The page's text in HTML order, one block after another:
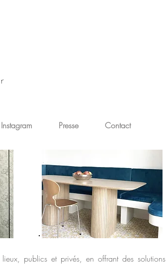
Instagram Presse Contact
lieux, publics et privés,en offrant des solutions